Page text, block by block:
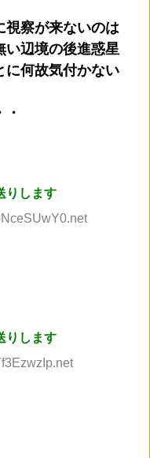
察が来ないのは
い辺境の後進惑星
に何故気付かない
りします
りします